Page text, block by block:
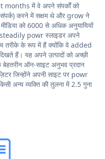
months में वे अपने संपर्कों को
करने में सक्षम थे और grow ने
को 6000 से अधिक अनुयायियों
steadily powr स्लाइडर अपने
तरीके के रूप में हैं क्योंकि वे added
हैं। यह अपने उत्पादों को अच्छी
बेहतरीन ऑन-साइट अनुभव प्रदान
जिन्होंने अपनी साइट पर powr
अन्य व्यक्ति की तुलना में 2.5 गुना